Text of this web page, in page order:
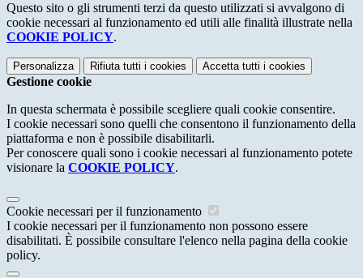
Questo sito o gli strumenti terzi da questo utilizzati si avvalgono di
cookie necessari al funzionamento ed utili alle finalità illustrate nella
COOKIE POLICY.
Personalizza Rifiuta tutti i cookies Accetta tutti i cookies
Gestione cookie
In questa schermata è possibile scegliere quali cookie consentire.
I cookie necessari sono quelli che consentono il funzionamento della
piattaforma e non è possibile disabilitarli.
Per conoscere quali sono i cookie necessari al funzionamento potete
visionare la COOKIE POLICY.
Cookie necessari per il funzionamento
I cookie necessari per il funzionamento non possono essere
disabilitati. È possibile consultare l'elenco nella pagina della cookie
policy.